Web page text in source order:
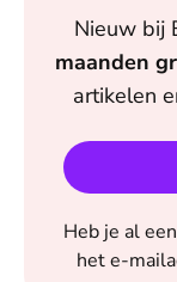
Nieuw bij
maanden
artikelen
Heb je al een
het e-